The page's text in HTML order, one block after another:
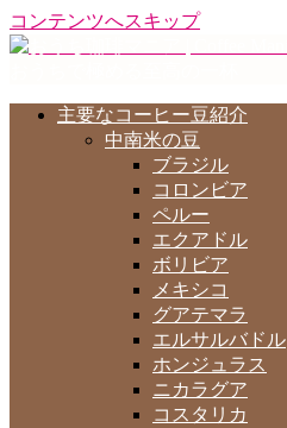
コンテンツへスキップ
主要なコーヒー豆紹介
中南米の豆
ブラジル
コロンビア
ペルー
エクアドル
ボリビア
メキシコ
グアテマラ
エルサルバドル
ホンジュラス
ニカラグア
コスタリカ